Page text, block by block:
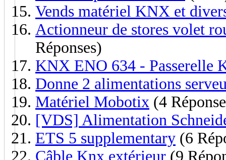
Vends matériel KNX et
Actionneur de stores volet
Réponses)
KNX ENO 634 - Passerelle
Donne 2 alimentations
Matériel Mobotix (4
[VDS] Alimentation
ETS 5 supplementary (6
Câble Knx extérieur (9